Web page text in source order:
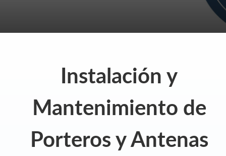
Instalación y
Mantenimiento de
Porteros y Antenas